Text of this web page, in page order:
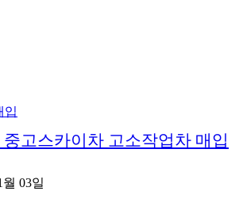
입
고스카이차 고소작업차 매입
월 03일